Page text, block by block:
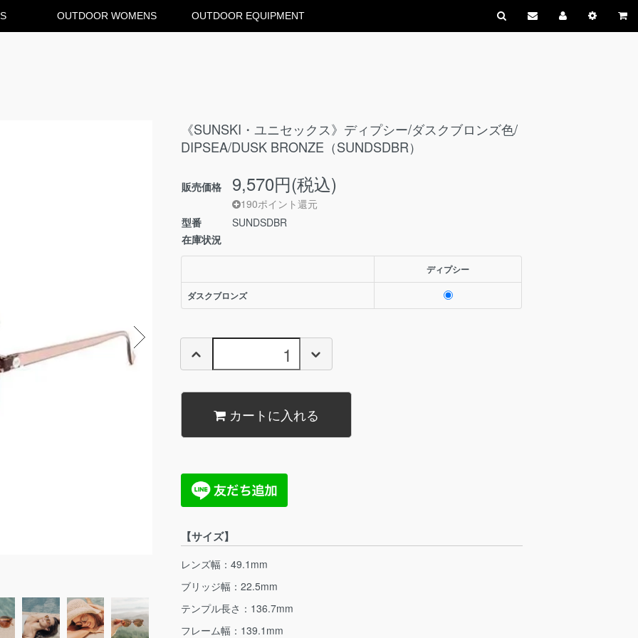
OUTDOOR WOMENS OUTDOOR EQUIPMENT
《SUNSKI・ユニセックス》ディプシー/ダスクブロンズ色/
DIPSEA/DUSK BRONZE（SUNDSDBR）
販売価格 9,570円(税込)
190ポイント還元
型番
SUNDSDBR
在庫状況
ディプシー
ダスクブロンズ
カートに入れる
【サイズ】
レンズ幅：49.1mm
ブリッジ幅：22.5mm
テンプル長さ：136.7mm
フレーム幅：139.1mm